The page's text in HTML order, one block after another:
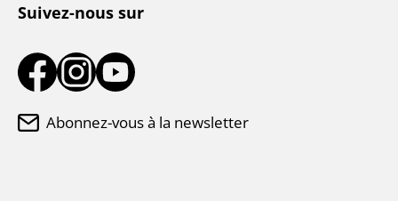
Suivez-nous sur
Abonnez-vous à la newsletter